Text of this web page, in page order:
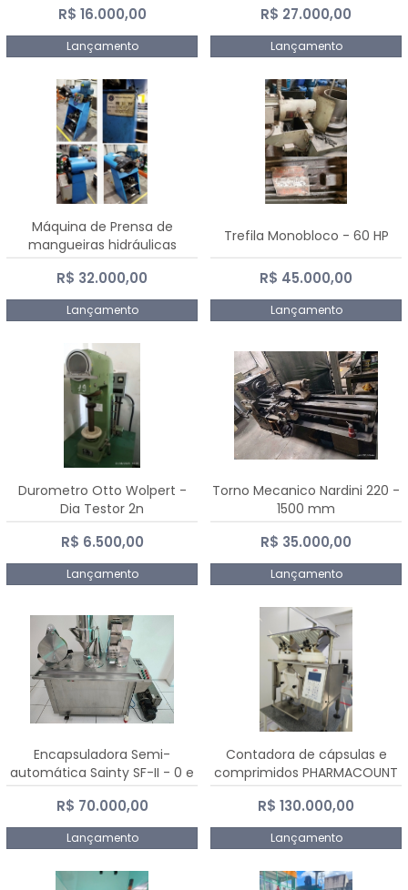
R$ 16.000,00
Lançamento
R$ 27.000,00
Lançamento
Máquina de Prensa de
mangueiras hidráulicas
PE50TF - 2017
R$ 32.000,00
Lançamento
Trefila Monobloco - 60 HP
R$ 45.000,00
Lançamento
Durometro Otto Wolpert -
Dia Testor 2n
R$ 6.500,00
Lançamento
Torno Mecanico Nardini 220 -
1500 mm
R$ 35.000,00
Lançamento
Encapsuladora Semi-
automática Sainty SF-II - 0 e
00
R$ 70.000,00
Lançamento
Contadora de cápsulas e
comprimidos PHARMACOUNT
- 2-2R3
R$ 130.000,00
Lançamento